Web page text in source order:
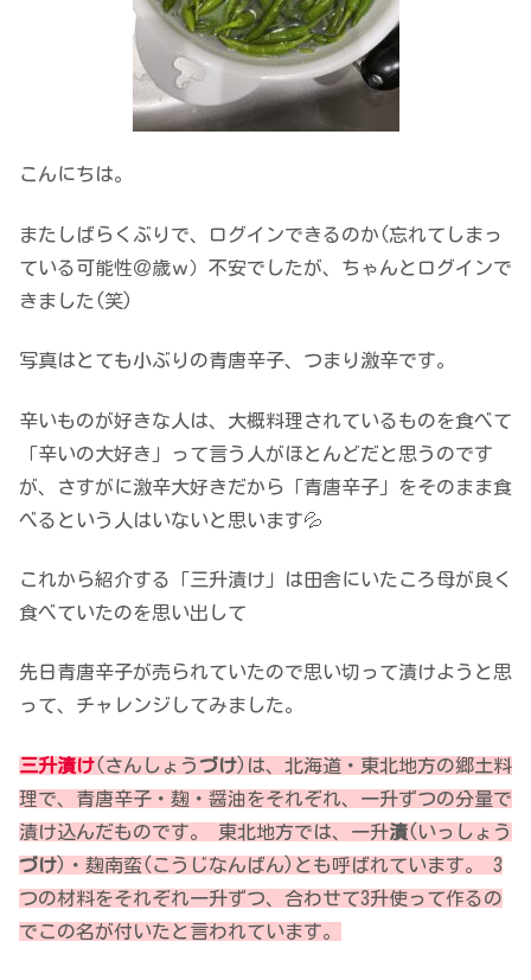
こんにちは。
またしばらくぶりで、ログインできるのか(忘れてしまっ
ている可能性＠歳ｗ）不安でしたが、ちゃんとログインで
きました(笑)
写真はとても小ぶりの青唐辛子、つまり激辛です。
辛いものが好きな人は、大概料理されているものを食べて
「辛いの大好き」って言う人がほとんどだと思うのです
が、さすがに激辛大好きだから「青唐辛子」をそのまま食
べるという人はいないと思います💦
これから紹介する「三升漬け」は田舎にいたころ母が良く
食べていたのを思い出して
先日青唐辛子が売られていたので思い切って漬けようと思
って、チャレンジしてみました。
三升漬け(さんしょうづけ)は、北海道・東北地方の郷土料
理で、青唐辛子・麹・醤油をそれぞれ、一升ずつの分量で
漬け込んだものです。 東北地方では、一升漬(いっしょう
づけ)・麹南蛮(こうじなんばん)とも呼ばれています。 3
つの材料をそれぞれ一升ずつ、合わせて3升使って作るの
でこの名が付いたと言われています。